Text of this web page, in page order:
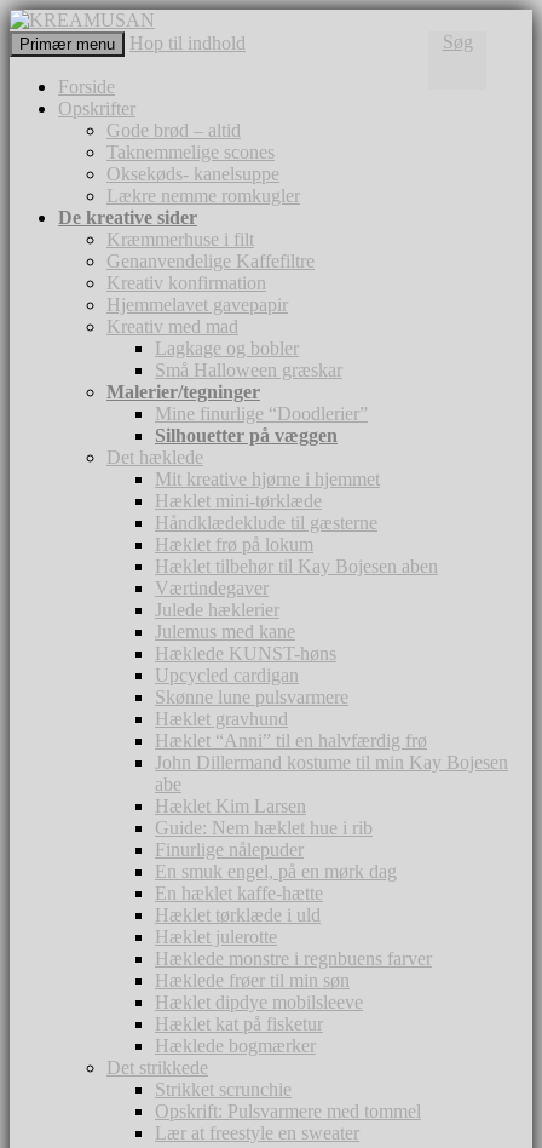
KREAMUSAN
Søg
Primær menu Hop til indhold
Forside
Opskrifter
Gode brød – altid
Taknemmelige scones
Oksekøds- kanelsuppe
Lækre nemme romkugler
De kreative sider
Kræmmerhuse i filt
Genanvendelige Kaffefiltre
Kreativ konfirmation
Hjemmelavet gavepapir
Kreativ med mad
Lagkage og bobler
Små Halloween græskar
Malerier/tegninger
Mine finurlige “Doodlerier”
Silhouetter på væggen
Det hæklede
Mit kreative hjørne i hjemmet
Hæklet mini-tørklæde
Håndklædeklude til gæsterne
Hæklet frø på lokum
Hæklet tilbehør til Kay Bojesen aben
Værtindegaver
Julede hæklerier
Julemus med kane
Hæklede KUNST-høns
Upcycled cardigan
Skønne lune pulsvarmere
Hæklet gravhund
Hæklet “Anni” til en halvfærdig frø
John Dillermand kostume til min Kay Bojesen
abe
Hæklet Kim Larsen
Guide: Nem hæklet hue i rib
Finurlige nålepuder
En smuk engel, på en mørk dag
En hæklet kaffe-hætte
Hæklet tørklæde i uld
Hæklet julerotte
Hæklede monstre i regnbuens farver
Hæklede frøer til min søn
Hæklet dipdye mobilsleeve
Hæklet kat på fisketur
Hæklede bogmærker
Det strikkede
Strikket scrunchie
Opskrift: Pulsvarmere med tommel
Lær at freestyle en sweater